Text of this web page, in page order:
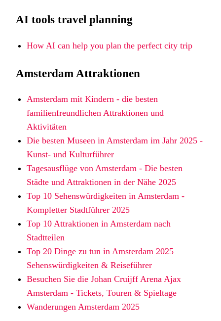
AI tools travel planning
How AI can help you plan the perfect city trip
Amsterdam Attraktionen
Amsterdam mit Kindern - die besten
familienfreundlichen Attraktionen und
Aktivitäten
Die besten Museen in Amsterdam im Jahr 2025 -
Kunst- und Kulturführer
Tagesausflüge von Amsterdam - Die besten
Städte und Attraktionen in der Nähe 2025
Top 10 Sehenswürdigkeiten in Amsterdam -
Kompletter Stadtführer 2025
Top 10 Attraktionen in Amsterdam nach
Stadtteilen
Top 20 Dinge zu tun in Amsterdam 2025
Sehenswürdigkeiten & Reiseführer
Besuchen Sie die Johan Cruijff Arena Ajax
Amsterdam - Tickets, Touren & Spieltage
Wanderungen Amsterdam 2025